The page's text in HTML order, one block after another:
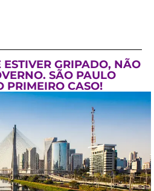
ESTIVER GRIPADO, NÃO
SÃO PAULO
PRIMEIRO CASO!